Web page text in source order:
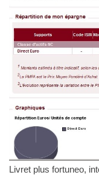
Livret plus fortuneo,